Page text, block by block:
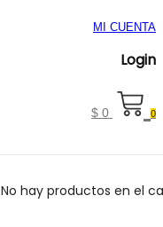
MI CUENTA
Login
$ 0 0
No hay productos en el